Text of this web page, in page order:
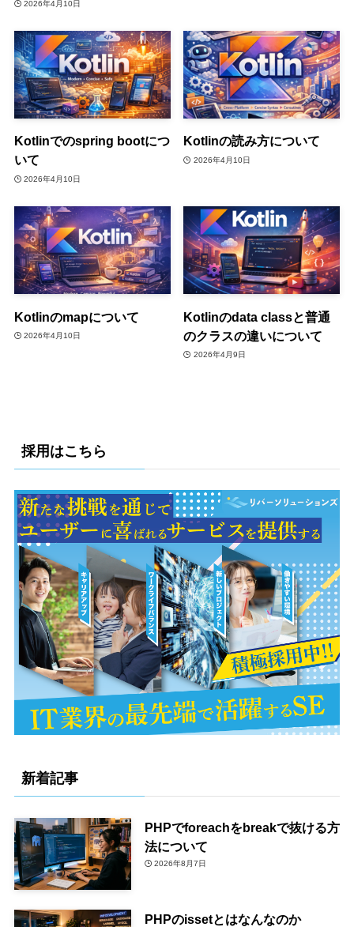
2026年4月10日
Kotlinでのspring bootにつ
いて
2026年4月10日
Kotlinの読み方について
2026年4月10日
Kotlinのmapについて
2026年4月10日
Kotlinのdata classと普通
のクラスの違いについて
2026年4月9日
採用はこちら
新着記事
PHPでforeachをbreakで抜ける方
法について
2026年8月7日
PHPのissetとはなんなのか